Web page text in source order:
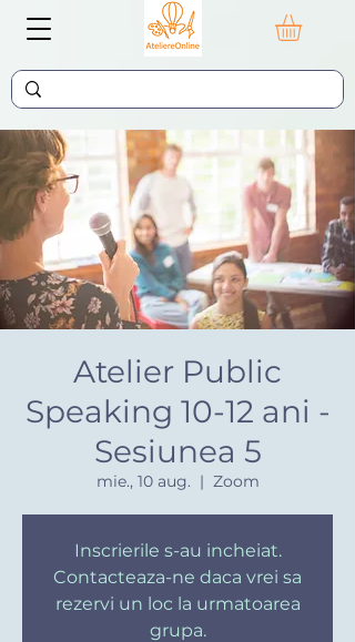
Atelier Public
Speaking 10-12 ani -
Sesiunea 5
mie., 10 aug.
  |
Zoom
Inscrierile s-au incheiat.
Contacteaza-ne daca vrei sa
rezervi un loc la urmatoarea
grupa.